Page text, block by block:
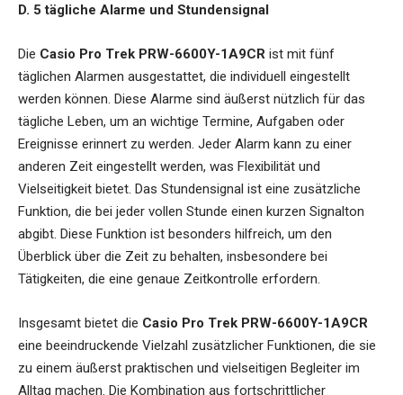
D. 5 tägliche Alarme und Stundensignal
Die Casio Pro Trek PRW-6600Y-1A9CR ist mit fünf
täglichen Alarmen ausgestattet, die individuell eingestellt
werden können. Diese Alarme sind äußerst nützlich für das
tägliche Leben, um an wichtige Termine, Aufgaben oder
Ereignisse erinnert zu werden. Jeder Alarm kann zu einer
anderen Zeit eingestellt werden, was Flexibilität und
Vielseitigkeit bietet. Das Stundensignal ist eine zusätzliche
Funktion, die bei jeder vollen Stunde einen kurzen Signalton
abgibt. Diese Funktion ist besonders hilfreich, um den
Überblick über die Zeit zu behalten, insbesondere bei
Tätigkeiten, die eine genaue Zeitkontrolle erfordern.
Insgesamt bietet die Casio Pro Trek PRW-6600Y-1A9CR
eine beeindruckende Vielzahl zusätzlicher Funktionen, die sie
zu einem äußerst praktischen und vielseitigen Begleiter im
Alltag machen. Die Kombination aus fortschrittlicher